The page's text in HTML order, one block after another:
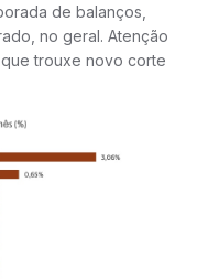
de balanços,
no geral. Atenção
trouxe novo corte